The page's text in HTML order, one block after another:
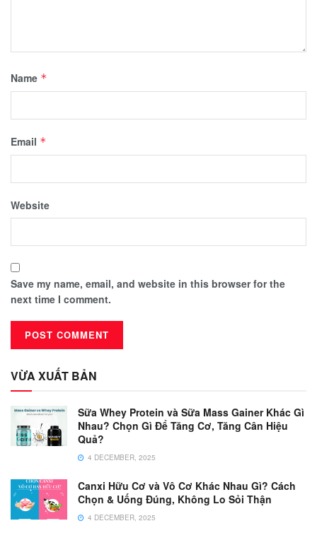
Name *
Email *
Website
Save my name, email, and website in this browser for the
next time I comment.
VỪA XUẤT BẢN
Sữa Whey Protein và Sữa Mass Gainer Khác Gì
Nhau? Chọn Gì Để Tăng Cơ, Tăng Cân Hiệu
Quả?
4 DECEMBER, 2025
Canxi Hữu Cơ và Vô Cơ Khác Nhau Gì? Cách
Chọn & Uống Đúng, Không Lo Sỏi Thận
4 DECEMBER, 2025